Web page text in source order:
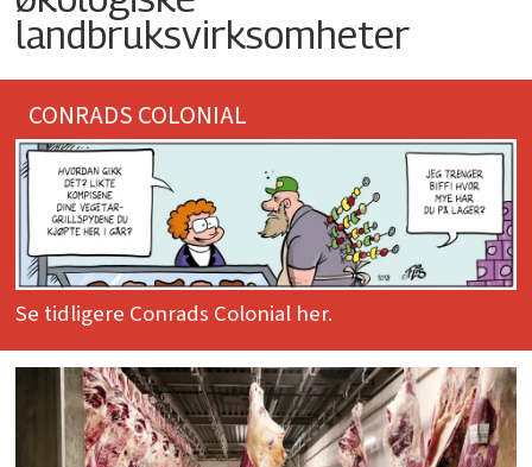
landbruksvirksomheter
CONRADS COLONIAL
Se tidligere Conrads Colonial her.